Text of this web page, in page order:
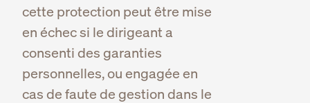
cette protection peut être mise
en échec si le dirigeant a
consenti des garanties
personnelles, ou engagée en
cas de faute de gestion dans le